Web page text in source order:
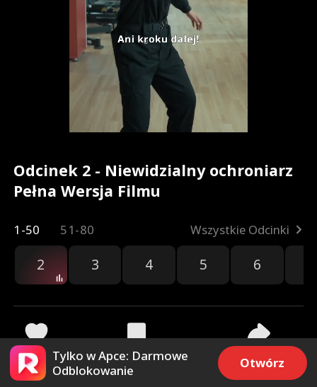
Odcinek 2 - Niewidzialny ochroniarz
Pełna Wersja Filmu
1-50 51-80 Wszystkie Odcinki
2 3 4 5 6
745 23.1k Udostępnij
Tylko w Apce: Darmowe
Odblokowanie
Otwórz